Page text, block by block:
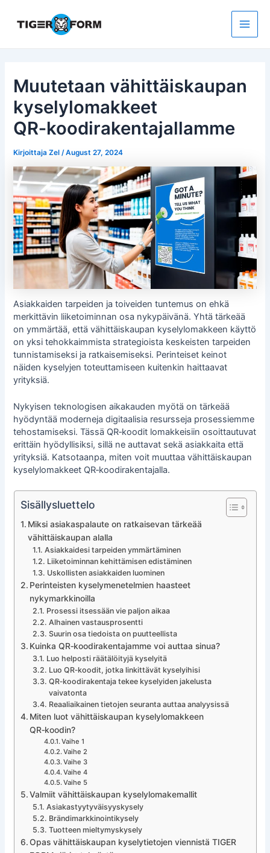
sisältöön
Main
Muutetaan vähittäiskaupan
kyselylomakkeet
QR‑koodirakentajallamme
KirjoittajaZel/August 27, 2024
Asiakkaiden tarpeiden ja toiveiden tuntemus on ehkä
merkittävin liiketoiminnan osa nykypäivänä. Yhtä tärkeää
on ymmärtää, että vähittäiskaupan kyselylomakkeen käyttö
on yksi tehokkaimmista strategioista keskeisten tarpeiden
tunnistamiseksi ja ratkaisemiseksi. Perinteiset keinot
näiden kyselyjen toteuttamiseen kuitenkin haittaavat
yrityksiä.
Nykyisen teknologisen aikakauden myötä on tärkeää
hyödyntää moderneja digitaalisia resursseja prosessiemme
tehostamiseksi. Tässä QR‑koodit lomakkeisiin osoittautuvat
erittäin hyödyllisiksi, sillä ne auttavat sekä asiakkaita että
yrityksiä. Katsotaanpa, miten voit muuttaa vähittäiskaupan
kyselylomakkeet QR‑koodirakentajalla.
Sisällysluettelo
Miksi asiakaspalaute on ratkaisevan tärkeää
vähittäiskaupan alalla
Asiakkaidesi tarpeiden ymmärtäminen
Liiketoiminnan kehittämisen edistäminen
Uskollisten asiakkaiden luominen
Perinteisten kyselymenetelmien haasteet
nykymarkkinoilla
Prosessi itsessään vie paljon aikaa
Alhainen vastausprosentti
Suurin osa tiedoista on puutteellista
Kuinka QR‑koodirakentajamme voi auttaa sinua?
Luo helposti räätälöityjä kyselyitä
Luo QR‑koodit, jotka linkittävät kyselyihisi
QR‑koodirakentaja tekee kyselyiden jakelusta
vaivatonta
Reaaliaikainen tietojen seuranta auttaa analyysissä
Miten luot vähittäiskaupan kyselylomakkeen
QR‑koodin?
Vaihe 1
Vaihe 2
Vaihe 3
Vaihe 4
Vaihe 5
Valmiit vähittäiskaupan kyselylomakemallit
Asiakastyytyväisyyskysely
Brändimarkkinointikysely
Tuotteen mieltymyskysely
Opas vähittäiskaupan kyselytietojen viennistä TIGER